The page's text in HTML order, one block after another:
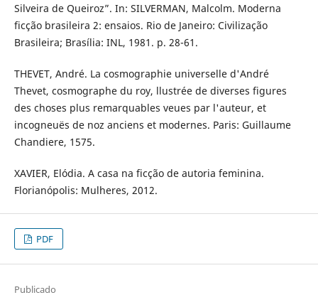
Silveira de Queiroz”. In: SILVERMAN, Malcolm. Moderna
ficção brasileira 2: ensaios. Rio de Janeiro: Civilização
Brasileira; Brasília: INL, 1981. p. 28-61.
THEVET, André. La cosmographie universelle d'André
Thevet, cosmographe du roy, llustrée de diverses figures
des choses plus remarquables veues par l'auteur, et
incogneuës de noz anciens et modernes. Paris: Guillaume
Chandiere, 1575.
XAVIER, Elódia. A casa na ficção de autoria feminina.
Florianópolis: Mulheres, 2012.
PDF
Publicado